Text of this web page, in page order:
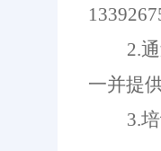
2.
一并提
3.